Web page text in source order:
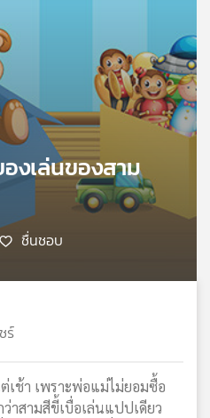
งเล่นของสาม
ชื่นชอบ
ร์
เช้า เพราะพ่อแม่ไม่ยอมซื้อ
าสามสีขี้เบื่อเล่นแปปเดียว